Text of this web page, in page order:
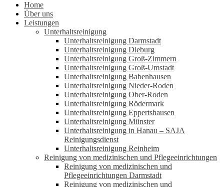
Home
Über uns
Leistungen
Unterhaltsreinigung
Unterhaltsreinigung Darmstadt
Unterhaltsreinigung Dieburg
Unterhaltsreinigung Groß-Zimmern
Unterhaltsreinigung Groß-Umstadt
Unterhaltsreinigung Babenhausen
Unterhaltsreinigung Nieder-Roden
Unterhaltsreinigung Ober-Roden
Unterhaltsreinigung Rödermark
Unterhaltsreinigung Eppertshausen
Unterhaltsreinigung Münster
Unterhaltsreinigung in Hanau – SAJA
Reinigungsdienst
Unterhaltsreinigung Reinheim
Reinigung von medizinischen und Pflegeeinrichtungen
Reinigung von medizinischen und
Pflegeeinrichtungen Darmstadt
Reinigung von medizinischen und